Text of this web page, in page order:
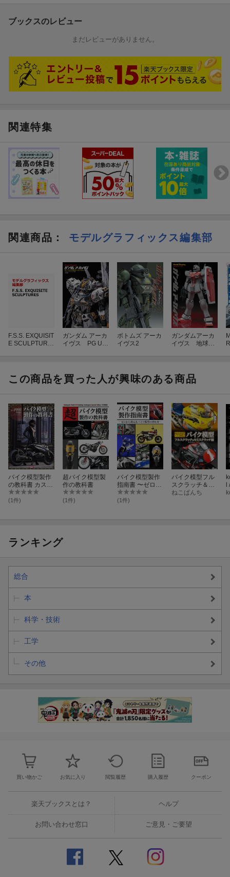
ブックスのレビュー
まだレビューがありません。
関連特集
関連商品 ： モデルグラフィックス編集部
F.S.S. EXQUISIT
E SCULPTURE
ガンダム アーカ
イヴス PG UN
ボトムズ アーカ
イヴス2
ガンダムアーカ
イヴス 地球連
この商品を買った人が興味のある商品
バイク模型製作
の教科書 カスタ
ムバイク編 sar
uruのモーターサ
(1件)
超バイク模型製
作の教科書
(1件)
バイク模型製作
指南書 〜ゼロか
ら教えるバイク
模型の作り方〜
(1件)
バイク模型フル
スクラッチ＆セ
ミスクラッチ編
ねこぱんち
l
ランキング
総合
本
科学・技術
工学
その他
買い物かご お気に入り 閲覧履歴 購入履歴 クーポン
楽天ブックスとは？ ヘルプ
お問い合わせ窓口 ご意見・ご要望